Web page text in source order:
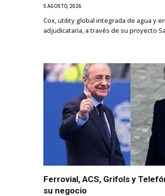
5 AGOSTO, 2026
Cox, utility global integrada de agua y
adjudicataria, a través de su proyecto
Ferrovial, ACS, Grifols y
su negocio